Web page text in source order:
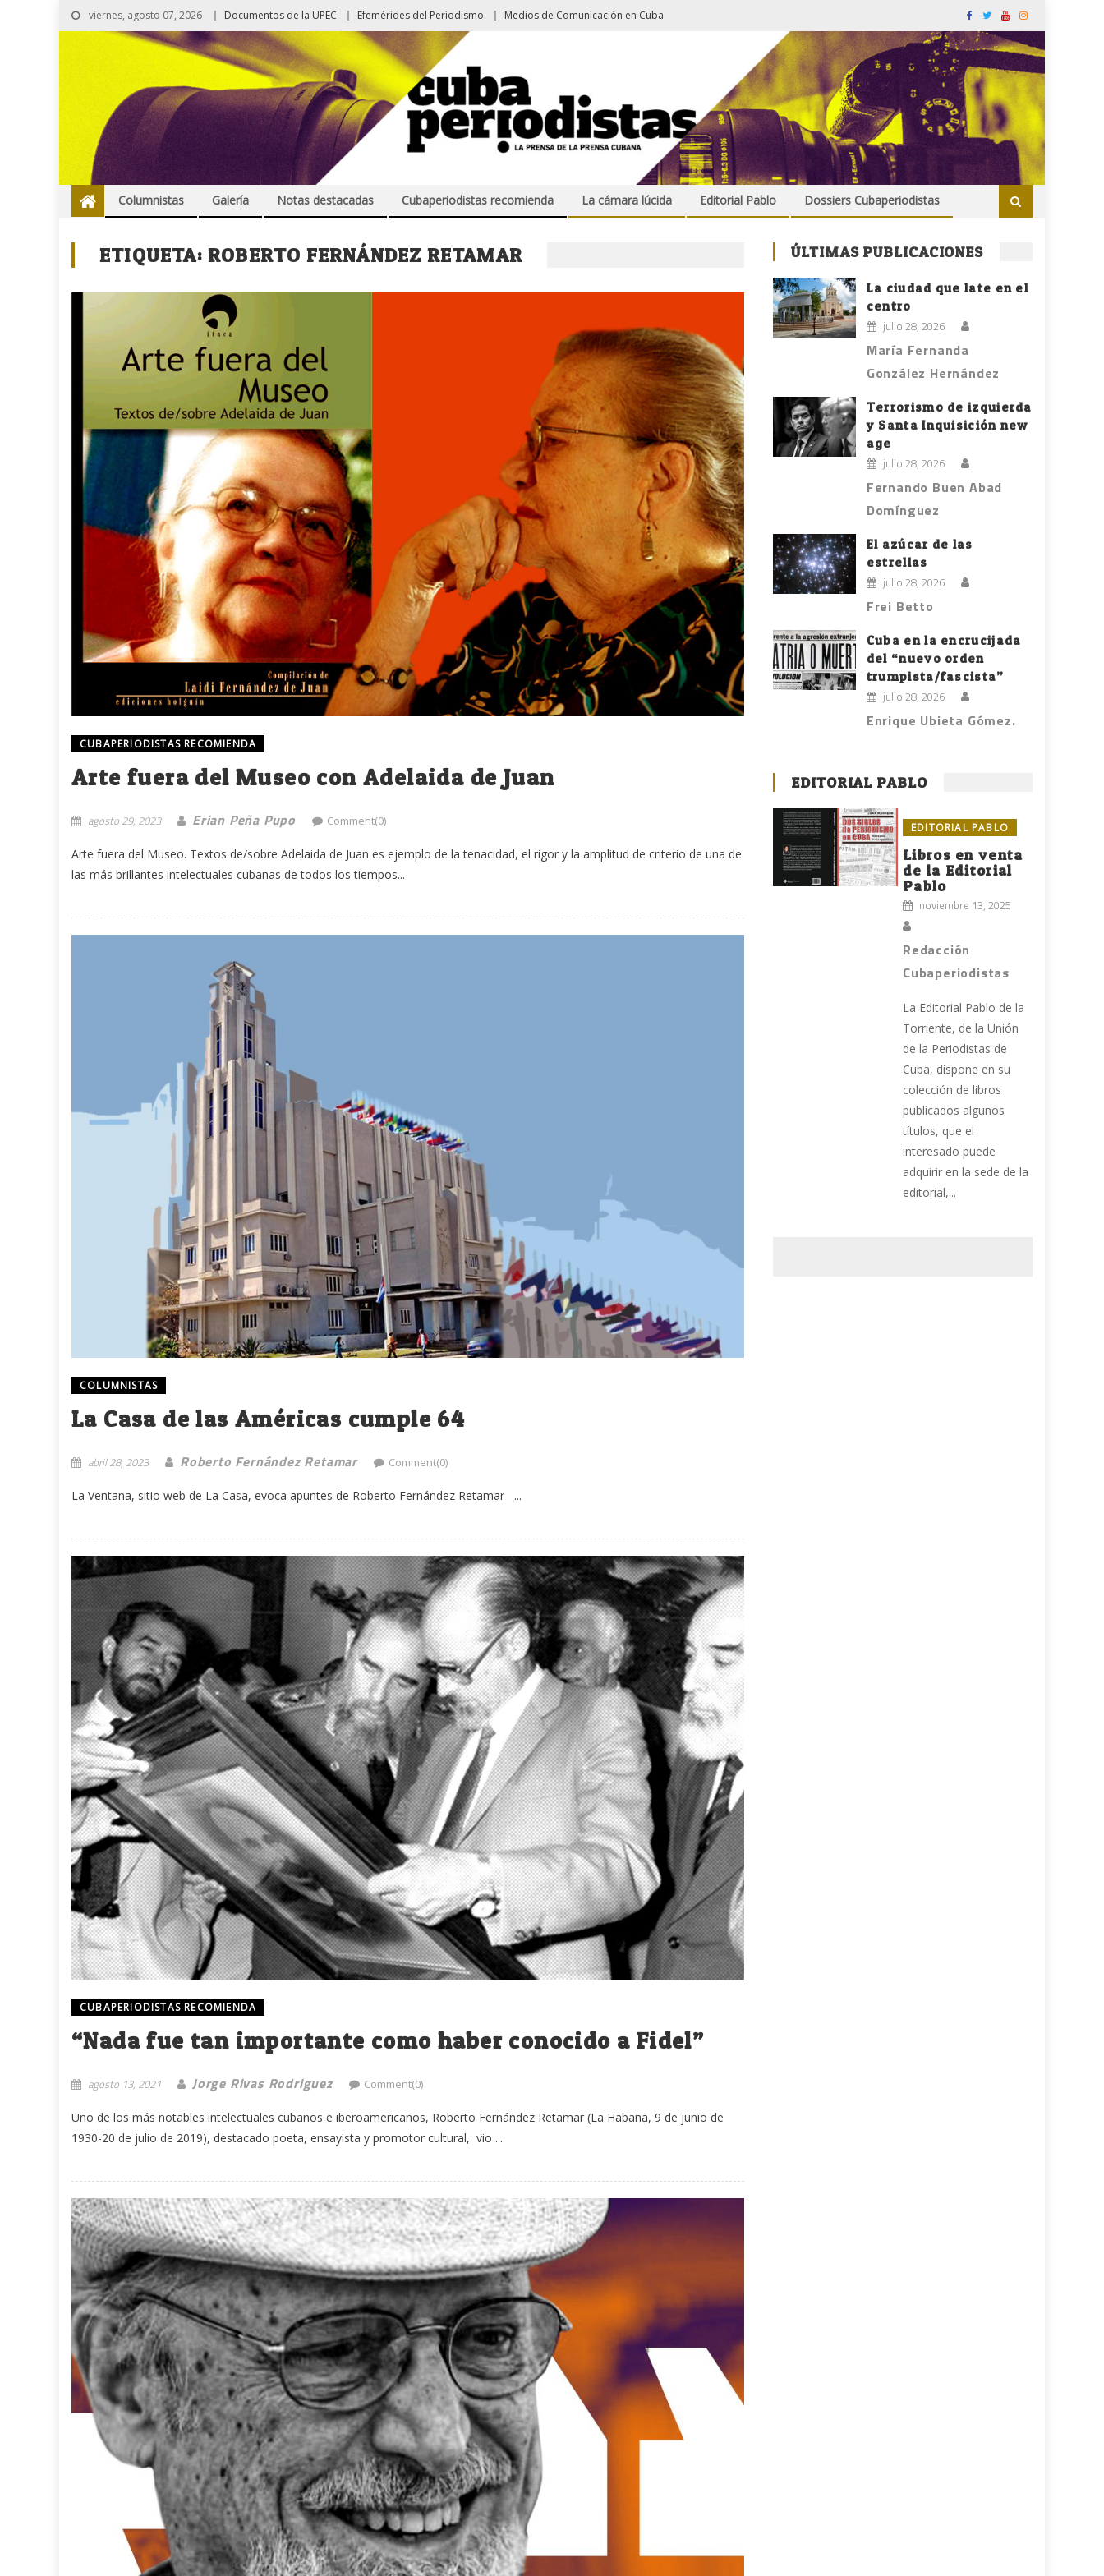
viernes, agosto 07, 2026 Documentos de la UPEC Efemérides del Periodismo Medios de Comunicación en Cuba
Columnistas Galería Notas destacadas Cubaperiodistas recomienda La cámara lúcida Editorial Pablo Dossiers Cubaperiodistas
ETIQUETA: ROBERTO FERNÁNDEZ RETAMAR
CUBAPERIODISTAS RECOMIENDA
Arte fuera del Museo con Adelaida de Juan
agosto 29, 2023 Erian Peña Pupo Comment(0)
Arte fuera del Museo. Textos de/sobre Adelaida de Juan es ejemplo de la tenacidad, el rigor y la amplitud de criterio de una de
las más brillantes intelectuales cubanas de todos los tiempos...
COLUMNISTAS
La Casa de las Américas cumple 64
abril 28, 2023 Roberto Fernández Retamar Comment(0)
La Ventana, sitio web de La Casa, evoca apuntes de Roberto Fernández Retamar ...
CUBAPERIODISTAS RECOMIENDA
“Nada fue tan importante como haber conocido a Fidel”
agosto 13, 2021 Jorge Rivas Rodriguez Comment(0)
Uno de los más notables intelectuales cubanos e iberoamericanos, Roberto Fernández Retamar (La Habana, 9 de junio de
1930-20 de julio de 2019), destacado poeta, ensayista y promotor cultural, vio ...
ÚLTIMAS PUBLICACIONES
La ciudad que late en el
centro
julio 28, 2026
María Fernanda
González Hernández
Terrorismo de izquierda
y Santa Inquisición new
age
julio 28, 2026
Fernando Buen Abad
Domínguez
El azúcar de las
estrellas
julio 28, 2026
Frei Betto
Cuba en la encrucijada
del “nuevo orden
trumpista/fascista”
julio 28, 2026
Enrique Ubieta Gómez.
EDITORIAL PABLO
EDITORIAL PABLO
Libros en venta
de la Editorial
Pablo
noviembre 13, 2025
Redacción
Cubaperiodistas
La Editorial Pablo de la
Torriente, de la Unión
de la Periodistas de
Cuba, dispone en su
colección de libros
publicados algunos
títulos, que el
interesado puede
adquirir en la sede de la
editorial,...